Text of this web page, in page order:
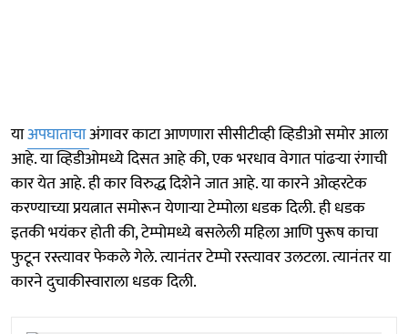
याअपघाताचाअंगावर काटा आणणारा सीसीटीव्ही व्हिडीओ समोर आला
आहे. या व्हिडीओमध्ये दिसत आहे की, एक भरधाव वेगात पांढऱ्या रंगाची
कार येत आहे. ही कार विरुद्ध दिशेने जात आहे. या कारने ओव्हरटेक
करण्याच्या प्रयत्नात समोरून येणाऱ्या टेम्पोला धडक दिली. ही धडक
इतकी भयंकर होती की, टेम्पोमध्ये बसलेली महिला आणि पुरूष काचा
फुटून रस्त्यावर फेकले गेले. त्यानंतर टेम्पो रस्त्यावर उलटला. त्यानंतर या
कारने दुचाकीस्वाराला धडक दिली.